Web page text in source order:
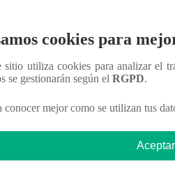
cookies para
sitio utiliza cookies para analizar el
se gestionarán según el RGPD.
conocer mejor como se utilizan tus